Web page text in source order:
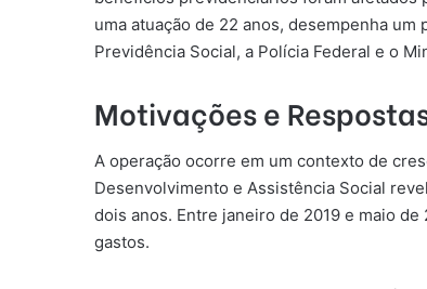
uma atuação de 22 anos, desempenha
Previdência Social, a Polícia Federal e o
Motivações e
A operação ocorre em um contexto de
Desenvolvimento e Assistência Social
dois anos. Entre janeiro de 2019 e maio
gastos.